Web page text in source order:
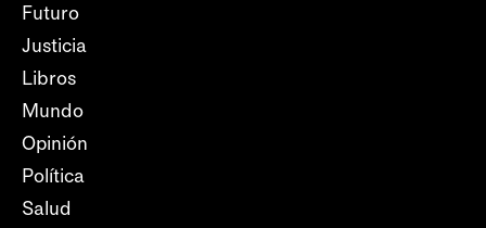
Futuro
Justicia
Libros
Mundo
Opinión
Política
Salud